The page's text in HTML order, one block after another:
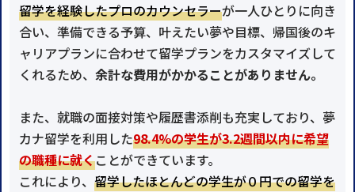
留学を経験したプロのカウンセラーが一人ひとりに向き
合い、準備できる予算、叶えたい夢や目標、帰国後のキ
ャリアプランに合わせて留学プランをカスタマイズして
くれるため、 余計な費用がかかることがありません。
また、就職の面接対策や履歴書添削も充実しており、夢
カナ留学を利用した98.4%の学生が3.2週間以内に希望
の職種に就くことができています。
これにより、 留学したほとんどの学生が０円での留学を